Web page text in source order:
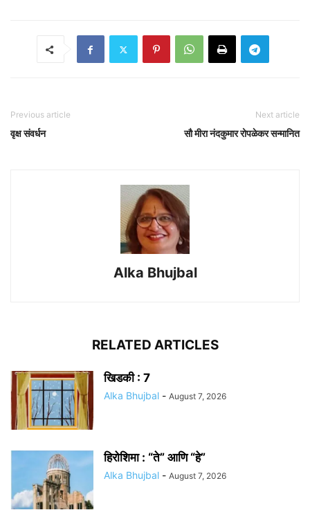
Previous article
वृक्ष संवर्धन
Next article
सौ मीरा नंदकुमार रोपळेकर सन्मानित
Alka Bhujbal
RELATED ARTICLES
खिडकी : 7
Alka Bhujbal - August 7, 2026
हिरोशिमा : “ते” आणि “हे”
Alka Bhujbal - August 7, 2026